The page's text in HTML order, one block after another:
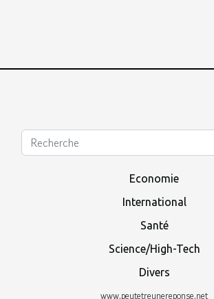
Economie
International
Santé
Science/High-Tech
Divers
www.peutetreunereponse.net